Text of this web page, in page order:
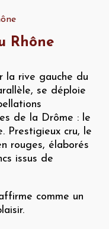
Rhône
la rive gauche du
se déploie
de la Drôme : le
Prestigieux cru, le
rouges, élaborés
issus de
comme un